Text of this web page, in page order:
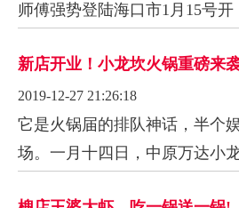
师傅强势登陆海口市1月15号开
新店开业！小龙坎火锅重磅来袭
2019-12-27 21:26:18
它是火锅届的排队神话，半个
场。一月十四日，中原万达小